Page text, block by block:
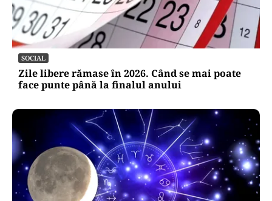
SOCIAL
Zile libere rămase în 2026. Când se mai poate
face punte până la finalul anului